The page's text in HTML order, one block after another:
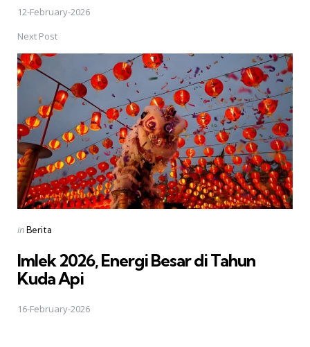
12-February-2026
Next Post
Posted
inBerita
Imlek 2026, Energi Besar di Tahun
Kuda Api
16-February-2026